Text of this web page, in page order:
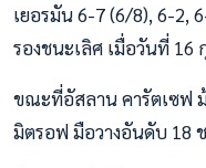
เยอรมัน 6-7 (6/8), 6-2,
รองชนะเลิศ เมื่อวันที่ 16
ขณะที่อัสลาน คารัตเซฟ
มิตรอฟ มือวางอันดับ 18